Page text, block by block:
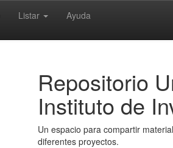
Listar Ayuda
Repositorio
Instituto de
Un espacio para compartir
diferentes proyectos.